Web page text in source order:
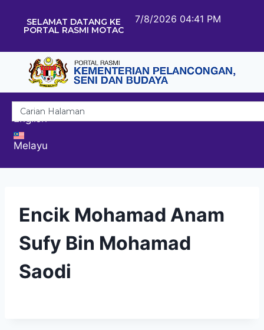
SELAMAT DATANG KE
PORTAL RASMI MOTAC
7/8/2026 04:41 PM
English
Melayu
Encik Mohamad Anam
Sufy Bin Mohamad
Saodi